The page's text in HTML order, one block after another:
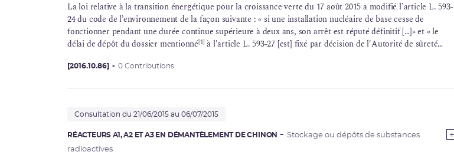
La loi relative à la transition énergétique pour la croissance verte du 17 août 2015 a modifié l’article L. 593-
24 du code de l’environnement de la façon suivante : « si une installation nucléaire de basecesse de
fonctionner pendant une durée continue supérieure à deux ans, son arrêt est réputé définitif […]» et « le
délai de dépôt du dossier mentionné[1] à l'article L. 593-27 [est] fixé par décision de l'Autorité de sûreté
[2016.10.86] 0 Contributions
Consultation du 21/06/2015 au 06/07/2015
RÉACTEURS A1, A2 ET A3 EN DÉMANTÈLEMENT DE CHINON
Stockage ou dépôts de substances
radioactives